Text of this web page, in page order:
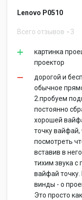
Lenovo P0510
Всего отзывов 3
картинка
проектор
дорогой и
обычное
2.пробуем
постоянно
хорошей
точку вайфай,
посмотреть
вставив в
тихим звука с
вайфай точку.
винды - о
Это просто